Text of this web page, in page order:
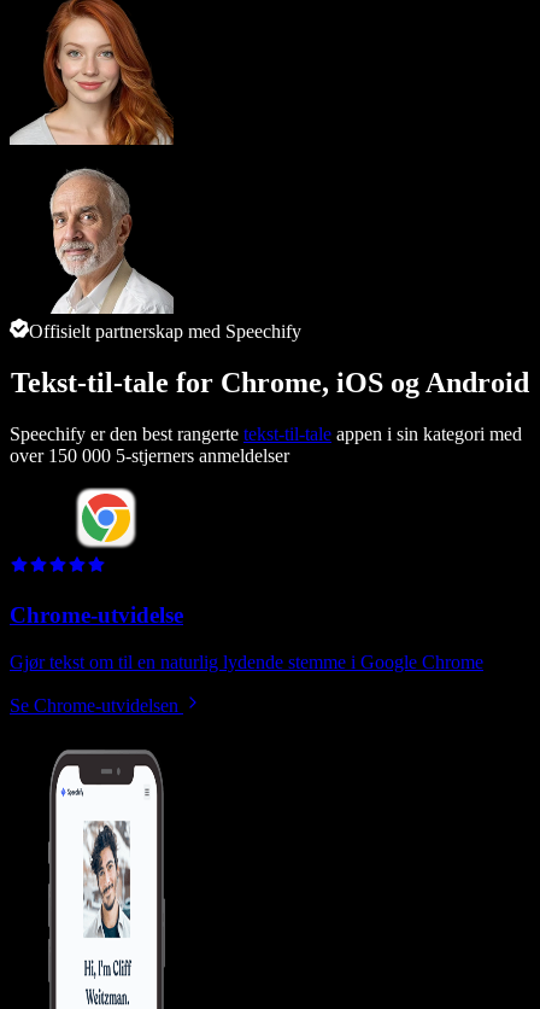
Offisielt partnerskap med Speechify
Tekst-til-tale for Chrome, iOS og Android
Speechify er den best rangerte tekst-til-tale appen i sin kategori med
over 150 000 5‑stjerners anmeldelser
Chrome-utvidelse
Gjør tekst om til en naturlig lydende stemme i Google Chrome
Se Chrome‑utvidelsen